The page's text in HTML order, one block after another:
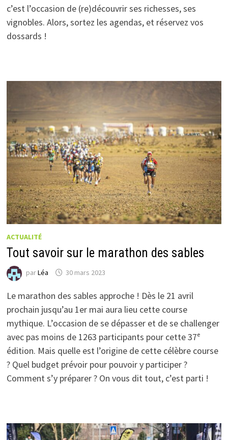
c’est l’occasion de (re)découvrir ses richesses, ses
vignobles. Alors, sortez les agendas, et réservez vos
dossards !
ACTUALITÉ
Tout savoir sur le marathon des sables
parLéa 30 mars 2023
Le marathon des sables approche ! Dès le 21 avril
prochain jusqu’au 1er mai aura lieu cette course
mythique. L’occasion de se dépasser et de se challenger
avec pas moins de 1263 participants pour cette 37ᵉ
édition. Mais quelle est l’origine de cette célèbre course
? Quel budget prévoir pour pouvoir y participer ?
Comment s’y préparer ? On vous dit tout, c’est parti !